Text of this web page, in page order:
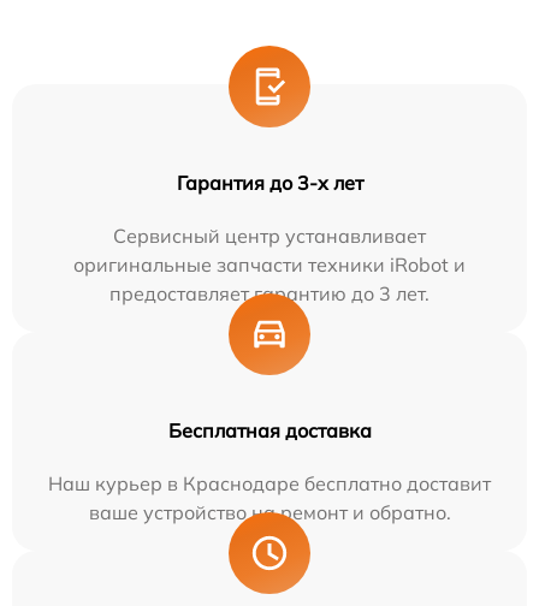
Гарантия до 3-х лет
Сервисный центр устанавливает
оригинальные запчасти техники iRobot и
предоставляет гарантию до 3 лет.
Бесплатная доставка
Наш курьер в Краснодаре бесплатно доставит
ваше устройство на ремонт и обратно.